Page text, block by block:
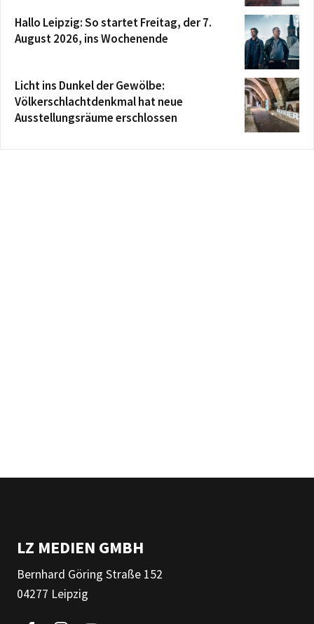
Hallo Leipzig: So startet Freitag, der 7.
August 2026, ins Wochenende
Licht ins Dunkel der Gewölbe:
Völkerschlachtdenkmal hat neue
Ausstellungsräume erschlossen
LZ MEDIEN GMBH
Bernhard Göring Straße 152
04277 Leipzig